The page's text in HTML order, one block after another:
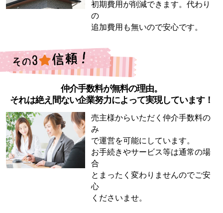
初期費用が削減できます。代わり
の
追加費用も無いので安心です。
仲介手数料が無料の理由。
それは絶え間ない企業努力によって実現しています！
売主様からいただく仲介手数料の
み
で運営を可能にしています。
お手続きやサービス等は通常の場
合
とまったく変わりませんのでご安
心
くださいませ。